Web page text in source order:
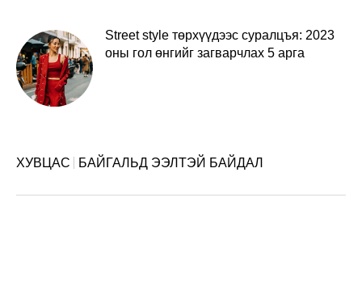
Street style төрхүүдээс суралцъя: 2023
оны гол өнгийг загварчлах 5 арга
ХУВЦАС БАЙГАЛЬД ЭЭЛТЭЙ БАЙДАЛ